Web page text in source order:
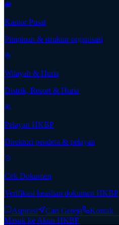
Kantor Pusat
Pimpinan & struktur organisasi
Wilayah & Huria
Distrik, Resort & Huria
Pelayan HKBP
Direktori pendeta & pelayan
Cek Dokumen
Verifikasi keaslian dokumen HKBP
Aspirasi Cari Gereja
Kontak
Masuk ke Akun HKBP